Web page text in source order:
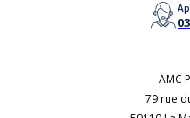
AMC
79 rue